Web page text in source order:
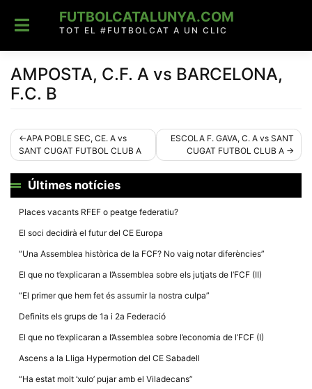
content
FUTBOLCATALUNYA.COM
TOT EL #FUTBOLCAT A UN CLIC
AMPOSTA, C.F. A vs BARCELONA,
F.C. B
Navegació
d'entrades
APA POBLE SEC, CE. A vs
SANT CUGAT FUTBOL CLUB A
ESCOLA F. GAVA, C. A vs SANT
CUGAT FUTBOL CLUB A
Últimes notícies
Places vacants RFEF o peatge federatiu?
El soci decidirà el futur del CE Europa
“Una Assemblea històrica de la FCF? No vaig notar diferències”
El que no t’explicaran a l’Assemblea sobre els jutjats de l’FCF (II)
“El primer que hem fet és assumir la nostra culpa”
Definits els grups de 1a i 2a Federació
El que no t’explicaran a l’Assemblea sobre l’economia de l’FCF (I)
Ascens a la Lliga Hypermotion del CE Sabadell
“Ha estat molt ‘xulo’ pujar amb el Viladecans”